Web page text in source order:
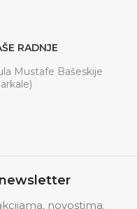
RADNJE
Mustafe Bašeskije
newsletter
novostima.